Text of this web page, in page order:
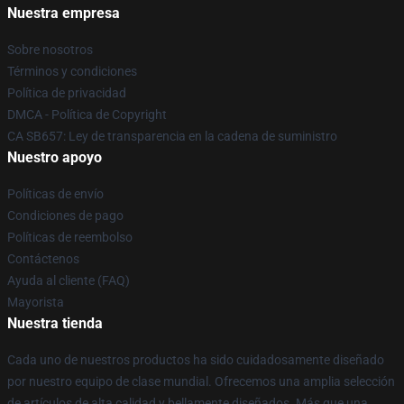
Nuestra empresa
Sobre nosotros
Términos y condiciones
Política de privacidad
DMCA - Política de Copyright
CA SB657: Ley de transparencia en la cadena de suministro
Nuestro apoyo
Políticas de envío
Condiciones de pago
Políticas de reembolso
Contáctenos
Ayuda al cliente (FAQ)
Mayorista
Nuestra tienda
Cada uno de nuestros productos ha sido cuidadosamente diseñado
por nuestro equipo de clase mundial. Ofrecemos una amplia selección